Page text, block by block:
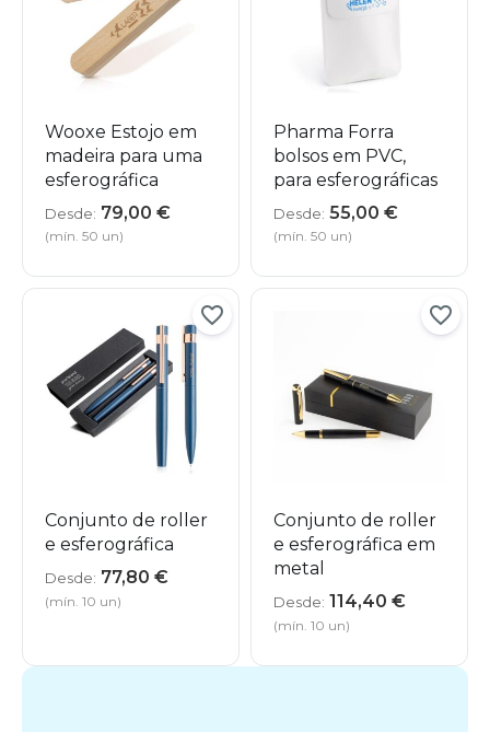
Wooxe Estojo em
madeira para uma
esferográfica
Desde: 79,00 €
(mín. 50 un)
Pharma Forra
bolsos em PVC,
para esferográficas
Desde: 55,00 €
(mín. 50 un)
Conjunto de roller
e esferográfica
Desde: 77,80 €
(mín. 10 un)
Conjunto de roller
e esferográfica em
metal
Desde: 114,40 €
(mín. 10 un)